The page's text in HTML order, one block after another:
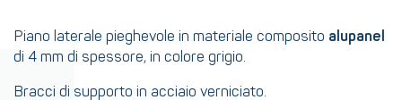
Piano laterale pieghevole in materiale composito alupanel
di 4 mm di spessore, in colore grigio.
Bracci di supporto in acciaio verniciato.